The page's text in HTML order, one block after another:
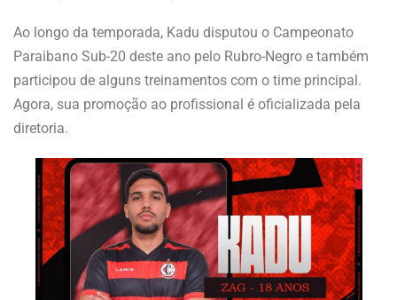
Ao longo da temporada, Kadu disputou o Campeonato
Paraibano Sub-20 deste ano pelo Rubro-Negro e também
participou de alguns treinamentos com o time principal.
Agora, sua promoção ao profissional é oficializada pela
diretoria.